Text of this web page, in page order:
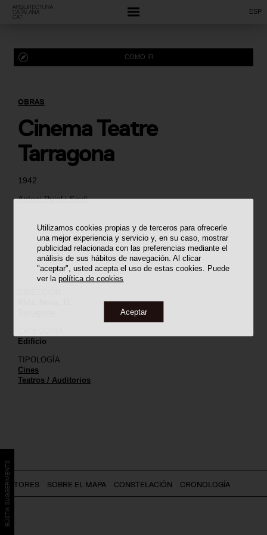
Utilizamos cookies propias y de terceros para ofrecerle
una mejor experiencia y servicio y, en su caso, mostrar
publicidad relacionada con las preferencias mediante el
análisis de sus hábitos de navegación. Al clicar
"aceptar", usted acepta el uso de estas cookies. Puede
ver lapolítica de cookies
Aceptar
ESP
1942
Antoni Pujol i Sevil
OBRAS
Cinema Teatre
Tarragona
COMO IR
Edificio
TIPOLOGÍA
Cines
Teatros / Auditorios
AUTORES SOBRE EL MAPA CONSTELACIÓN CRONOLOGÍA
BÚSTIA SUGGERIMENTS